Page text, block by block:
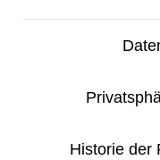
Historie der